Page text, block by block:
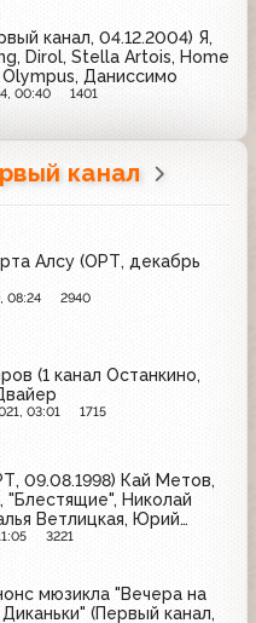
канал, 04.12.2004) Я,
Dirol, Stella Artois, Home
Даниссимо
00:40 1401
канал
Алсу (ОРТ, декабрь
08:24 2940
(1 канал Останкино,
03:01 1715
09.08.1998) Кай Метов,
"Блестящие", Николай
Ветлицкая, Юрий
Понаровская
3221
мюзикла "Вечера на
(Первый канал,